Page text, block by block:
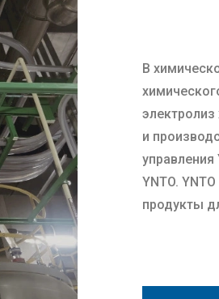
В
и
YNTO.
продукты